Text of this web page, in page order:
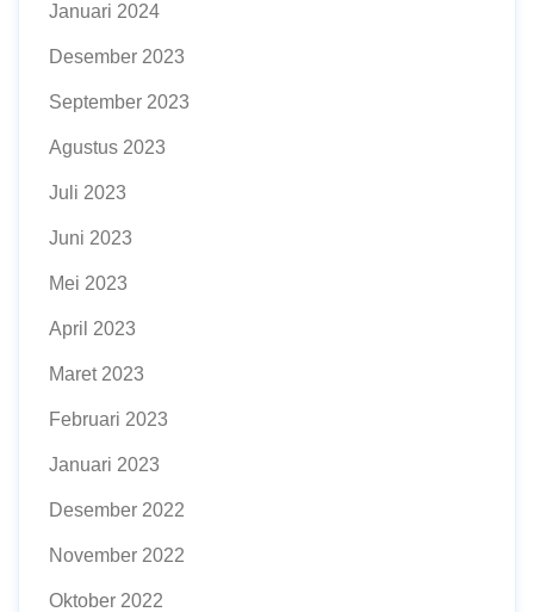
Januari 2024
Desember 2023
September 2023
Agustus 2023
Juli 2023
Juni 2023
Mei 2023
April 2023
Maret 2023
Februari 2023
Januari 2023
Desember 2022
November 2022
Oktober 2022